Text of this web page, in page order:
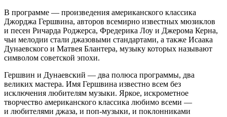
В программе — произведения американского классика
Джорджа Гершвина, авторов всемирно известных мюзиклов
и песен Ричарда Роджерса, Фредерика Лоу и Джерома Керна,
чьи мелодии стали джазовыми стандартами, а также Исаака
Дунаевского и Матвея Блантера, музыку которых называют
символом советской эпохи.
Гершвин и Дунаевский — два полюса программы, два
великих мастера. Имя Гершвина известно всем без
исключения любителям музыки. Яркое, искрометное
творчество американского классика любимо всеми —
и любителями джаза, и поп-музыки, и поклонниками